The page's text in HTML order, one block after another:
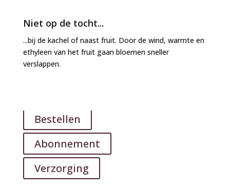
Niet op de tocht...
...bij de kachel of naast fruit. Door de wind, warmte en
ethyleen van het fruit gaan bloemen sneller
verslappen.
Bestellen
Abonnement
Verzorging